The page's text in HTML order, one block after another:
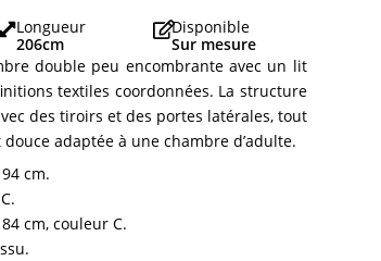
Longueur
206cm
Disponible
Sur mesure
double peu encombrante avec un lit
textiles coordonnées. La structure
des tiroirs et des portes latérales, tout
adaptée à une chambre d’adulte.
cm.
cm, couleur C.